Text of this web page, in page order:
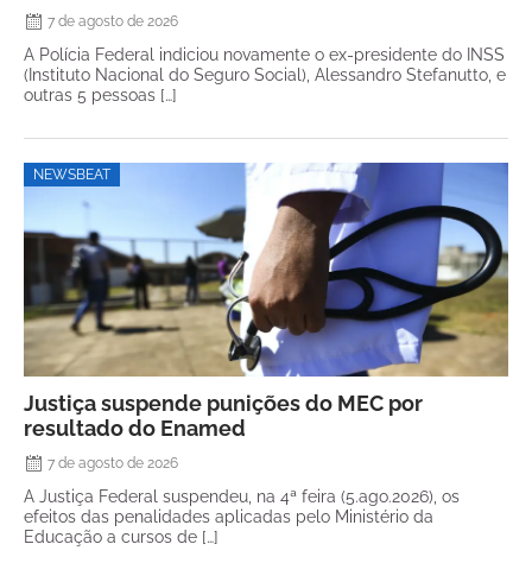
7 de agosto de 2026
A Polícia Federal indiciou novamente o ex-presidente do INSS
(Instituto Nacional do Seguro Social), Alessandro Stefanutto, e
outras 5 pessoas […]
NEWSBEAT
Justiça suspende punições do MEC por
resultado do Enamed
7 de agosto de 2026
A Justiça Federal suspendeu, na 4ª feira (5.ago.2026), os
efeitos das penalidades aplicadas pelo Ministério da
Educação a cursos de […]